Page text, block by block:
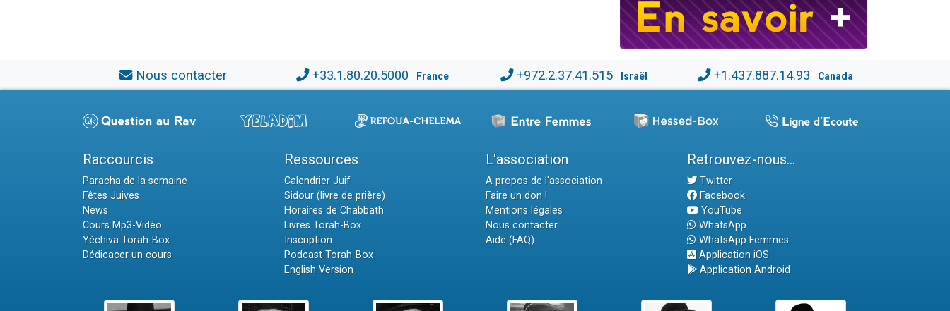
Nous contacter +33.1.80.20.5000 France +972.2.37.41.515 Israël +1.437.887.14.93 Canada
Raccourcis
Paracha de la semaine
Fêtes Juives
News
Cours Mp3-Vidéo
Yéchiva Torah-Box
Dédicacer un cours
Ressources
Calendrier Juif
Sidour (livre de prière)
Horaires de Chabbath
Livres Torah-Box
Inscription
Podcast Torah-Box
English Version
L'association
A propos de l'association
Faire un don !
Mentions légales
Nous contacter
Aide (FAQ)
Retrouvez-nous...
Twitter
Facebook
YouTube
WhatsApp
WhatsApp Femmes
Application iOS
Application Android